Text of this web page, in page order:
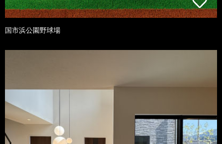
国市浜公園野球場